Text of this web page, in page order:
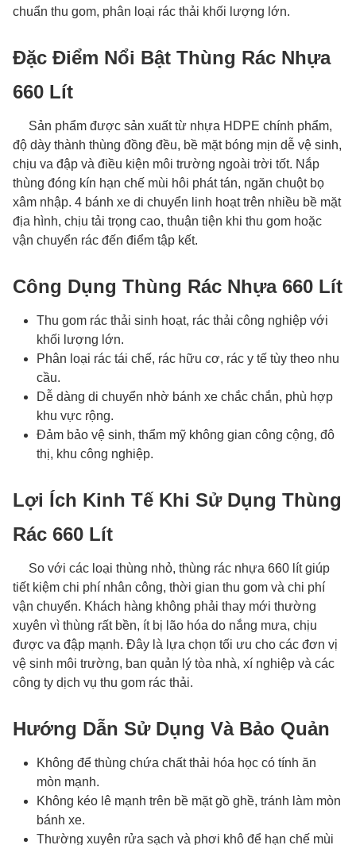
chuẩn thu gom, phân loại rác thải khối lượng lớn.
Đặc Điểm Nổi Bật Thùng Rác Nhựa
660 Lít
Sản phẩm được sản xuất từ nhựa HDPE chính phẩm,
độ dày thành thùng đồng đều, bề mặt bóng mịn dễ vệ sinh,
chịu va đập và điều kiện môi trường ngoài trời tốt. Nắp
thùng đóng kín hạn chế mùi hôi phát tán, ngăn chuột bọ
xâm nhập. 4 bánh xe di chuyển linh hoạt trên nhiều bề mặt
địa hình, chịu tải trọng cao, thuận tiện khi thu gom hoặc
vận chuyển rác đến điểm tập kết.
Công Dụng Thùng Rác Nhựa 660 Lít
Thu gom rác thải sinh hoạt, rác thải công nghiệp với
khối lượng lớn.
Phân loại rác tái chế, rác hữu cơ, rác y tế tùy theo nhu
cầu.
Dễ dàng di chuyển nhờ bánh xe chắc chắn, phù hợp
khu vực rộng.
Đảm bảo vệ sinh, thẩm mỹ không gian công cộng, đô
thị, khu công nghiệp.
Lợi Ích Kinh Tế Khi Sử Dụng Thùng
Rác 660 Lít
So với các loại thùng nhỏ, thùng rác nhựa 660 lít giúp
tiết kiệm chi phí nhân công, thời gian thu gom và chi phí
vận chuyển. Khách hàng không phải thay mới thường
xuyên vì thùng rất bền, ít bị lão hóa do nắng mưa, chịu
được va đập mạnh. Đây là lựa chọn tối ưu cho các đơn vị
vệ sinh môi trường, ban quản lý tòa nhà, xí nghiệp và các
công ty dịch vụ thu gom rác thải.
Hướng Dẫn Sử Dụng Và Bảo Quản
Không để thùng chứa chất thải hóa học có tính ăn
mòn mạnh.
Không kéo lê mạnh trên bề mặt gồ ghề, tránh làm mòn
bánh xe.
Thường xuyên rửa sạch và phơi khô để hạn chế mùi